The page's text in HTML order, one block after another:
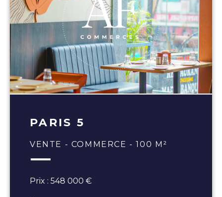
PARIS 5
VENTE - COMMERCE - 100 M²
Prix : 548 000 €